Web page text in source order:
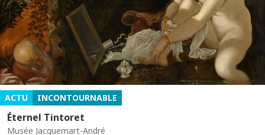
ACTU INCONTOURNABLE
Éternel Tintoret
Musée Jacquemart-André